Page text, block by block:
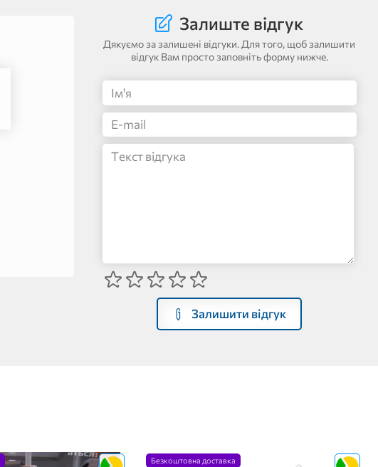
Залиште відгук
Дякуємо за залишені відгуки. Для того, щоб залишити
відгук Вам просто заповніть форму нижче.
Залишити відгук
Безкоштовна доставка